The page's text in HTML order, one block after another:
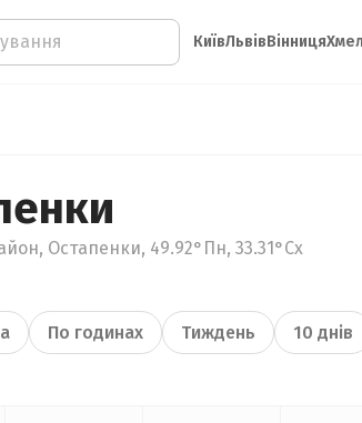
КиївЛьвівВінниця
Остапенки, 49.92°Пн, 33.31°Сх
По годинах Тиждень 10 днів